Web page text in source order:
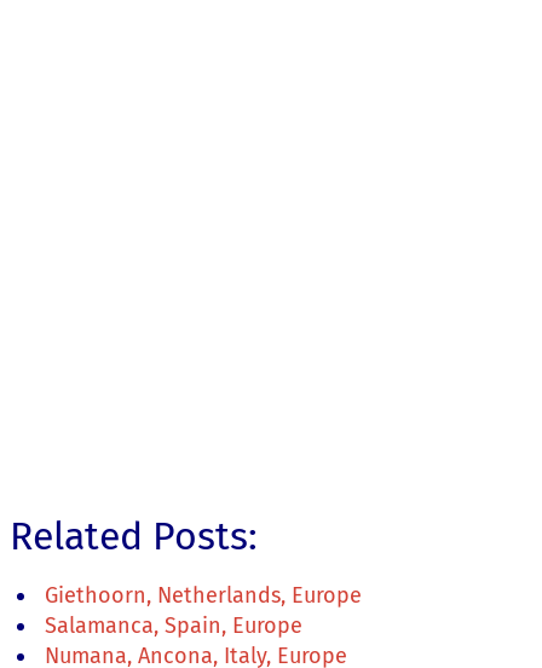
Related Posts:
Giethoorn, Netherlands, Europe
Salamanca, Spain, Europe
Numana, Ancona, Italy, Europe